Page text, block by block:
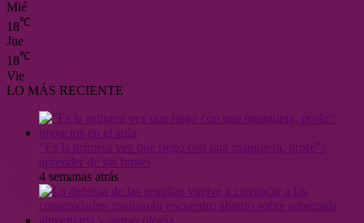
Mié
18℃
Jue
18℃
Vie
LO MÁS RECIENTE
“Es la primera vez que riego con una manguera, profe”:
aprender de los brotes
4 semanas atrás